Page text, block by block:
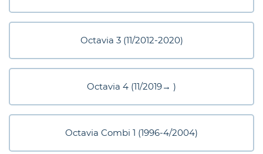
Octavia 3 (11/2012-2020)
Octavia 4 (11/2019→ )
Octavia Combi 1 (1996-4/2004)